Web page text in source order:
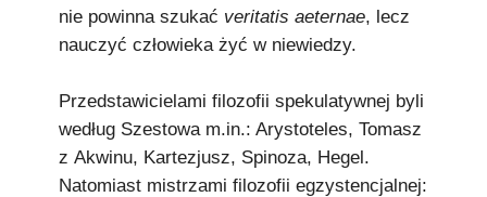
nie powinna szukać veritatis aeternae, lecz
nauczyć człowieka żyć w niewiedzy.
Przedstawicielami filozofii spekulatywnej byli
według Szestowa m.in.: Arystoteles, Tomasz
z Akwinu, Kartezjusz, Spinoza, Hegel.
Natomiast mistrzami filozofii egzystencjalnej: